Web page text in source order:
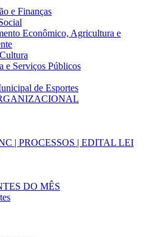
e Finanças
Econômico, Agricultura e
e Serviços Públicos
de Esportes
| PROCESSOS | EDITAL LEI
DO MÊS